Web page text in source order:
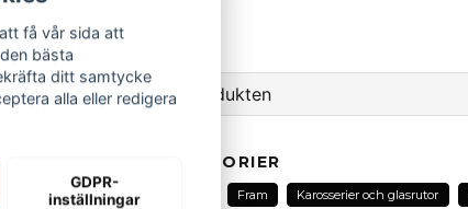
Ställ en fråga om produkten
Fråga oss om denna produkt...
RELATERADE KATEGORIER
Alla delar Ligier Fram Karosserier och glasrutor
få vår sida att
bästa
ditt samtycke
alla eller redigera
GDPR-
inställningar